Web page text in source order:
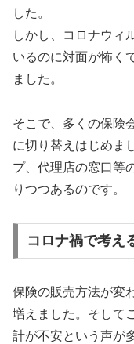
した。
しかし、コロナウィ
いるのに対面が怖く
ました。
そこで、多くの保険
に切り替えはじめま
プ、代理店の窓口等
りつつあるのです。
コロナ禍で考え
保険の販売方法が変
増えました。そして
計が不安という声が